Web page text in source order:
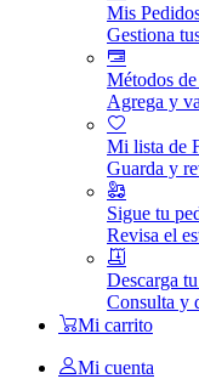
Mis
Gestiona
Métodos
Agrega y
Mi lista de
Guarda y
Sigue tu
Revisa el
Descarga
Consulta y
Mi carrito
Mi cuenta